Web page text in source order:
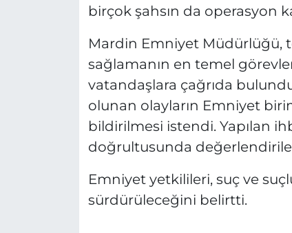
birçok şahsın da operasyon
Mardin Emniyet Müdürlüğü,
sağlamanın en temel
vatandaşlara çağrıda
olunan olayların Emniyet
bildirilmesi istendi. Yapılan
doğrultusunda
Emniyet yetkilileri, suç ve
sürdürüleceğini belirtti.